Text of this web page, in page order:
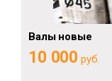
Валы новые
10 000 руб.